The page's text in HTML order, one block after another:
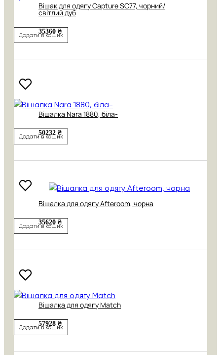
Вішак для одягу Capture SC77, чорний/
світлий дуб
35360 ₴
Додати в кошик
Вішалка Nara 1880, біла-
50232 ₴
Додати в кошик
Вішалка для одягу Afteroom, чорна
35620 ₴
Додати в кошик
Вішалка для одягу Match
57928 ₴
Додати в кошик